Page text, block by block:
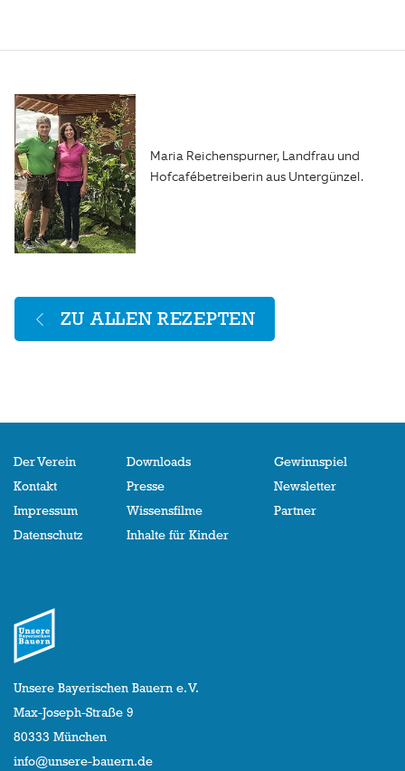
Maria Reichenspurner, Landfrau und
Hofcafébetreiberin aus Untergünzel.
ZU ALLEN REZEPTEN
Der Verein
Kontakt
Impressum
Datenschutz
Downloads
Presse
Wissensfilme
Inhalte für Kinder
Gewinnspiel
Newsletter
Partner
Unsere Bayerischen Bauern e. V.
Max-Joseph-Straße 9
80333 München
info@unsere-bauern.de